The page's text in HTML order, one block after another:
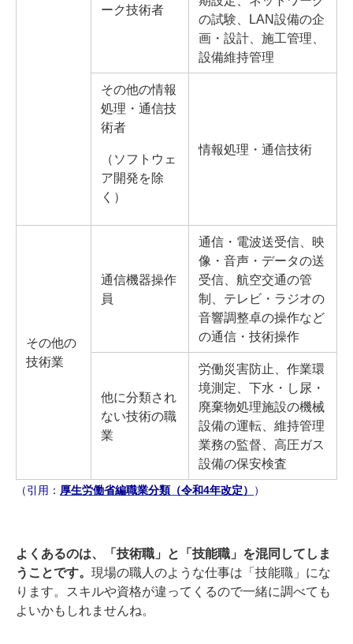
ーク技術者
の試験、LAN設備の企
画・設計、施工管理、
設備維持管理
その他の情報
処理・通信技
術者
（ソフトウェ
ア開発を除
く）
情報処理・通信技術
その他の
技術業
通信機器操作
員
通信・電波送受信、映
像・音声・データの送
受信、航空交通の管
制、テレビ・ラジオの
音響調整卓の操作など
の通信・技術操作
他に分類され
ない技術の職
業
労働災害防止、作業環
境測定、下水・し尿・
廃棄物処理施設の機械
設備の運転、維持管理
業務の監督、高圧ガス
設備の保安検査
（引用： 厚生労働省編職業分類（令和4年改定） ）
よくあるのは、「技術職」と「技能職」を混同してしま
うことです。 現場の職人のような仕事は「技能職」にな
ります。スキルや資格が違ってくるので一緒に調べても
よいかもしれませんね。